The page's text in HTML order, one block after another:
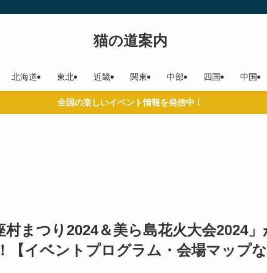
猫の道案内
北海道 東北 近畿 関東 中部 四国 中国
全国の楽しいイベント情報を発信中！
まつり2024＆美ら島花火大会2024」
【イベントプログラム・会場マップな